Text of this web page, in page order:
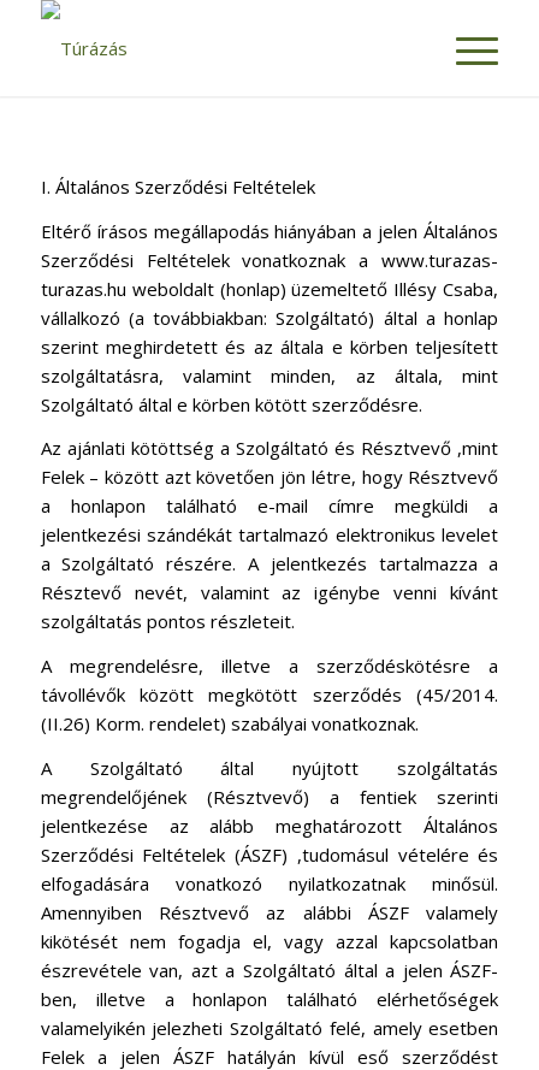
I. Általános Szerződési Feltételek
Eltérő írásos megállapodás hiányában a jelen Általános
Szerződési Feltételek vonatkoznak a www.turazas-
turazas.hu weboldalt (honlap) üzemeltető Illésy Csaba,
vállalkozó (a továbbiakban: Szolgáltató) által a honlap
szerint meghirdetett és az általa e körben teljesített
szolgáltatásra, valamint minden, az általa, mint
Szolgáltató által e körben kötött szerződésre.
Az ajánlati kötöttség a Szolgáltató és Résztvevő ,mint
Felek – között azt követően jön létre, hogy Résztvevő
a honlapon található e-mail címre megküldi a
jelentkezési szándékát tartalmazó elektronikus levelet
a Szolgáltató részére. A jelentkezés tartalmazza a
Résztevő nevét, valamint az igénybe venni kívánt
szolgáltatás pontos részleteit.
A megrendelésre, illetve a szerződéskötésre a
távollévők között megkötött szerződés (45/2014.
(II.26) Korm. rendelet) szabályai vonatkoznak.
A Szolgáltató által nyújtott szolgáltatás
megrendelőjének (Résztvevő) a fentiek szerinti
jelentkezése az alább meghatározott Általános
Szerződési Feltételek (ÁSZF) ,tudomásul vételére és
elfogadására vonatkozó nyilatkozatnak minősül.
Amennyiben Résztvevő az alábbi ÁSZF valamely
kikötését nem fogadja el, vagy azzal kapcsolatban
észrevétele van, azt a Szolgáltató által a jelen ÁSZF-
ben, illetve a honlapon található elérhetőségek
valamelyikén jelezheti Szolgáltató felé, amely esetben
Felek a jelen ÁSZF hatályán kívül eső szerződést